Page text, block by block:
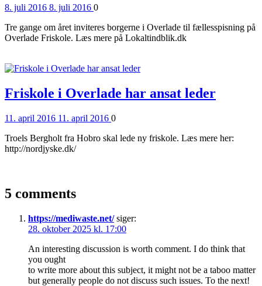
Posted
8. juli 2016 8. juli 2016 Comments
0
Tre gange om året inviteres borgerne i Overlade til fællesspisning på
Overlade Friskole. Læs mere på Lokaltindblik.dk
Friskole i Overlade har ansat leder
Posted
11. april 2016 11. april 2016 Comments
0
Troels Bergholt fra Hobro skal lede ny friskole. Læs mere her:
http://nordjyske.dk/
5 comments
https://mediwaste.net/ siger:
28. oktober 2025 kl. 17:00
An interesting discussion is worth comment. I do think that
you ought
to write more about this subject, it might not be a taboo matter
but generally people do not discuss such issues. To the next!